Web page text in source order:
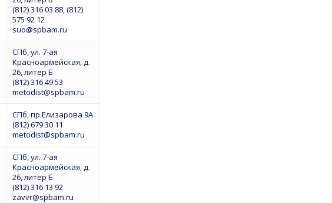
(812) 316 03 88, (812)
575 92 12
suo@spbam.ru
СПб, ул. 7-ая
Красноармейская, д.
26, литер Б
(812) 316 49 53
metodist@spbam.ru
СПб, пр.Елизарова 9А
(812) 679 30 11
metodist@spbam.ru
СПб, ул. 7-ая
Красноармейская, д.
26, литер Б
(812) 316 13 92
zavvr@spbam.ru